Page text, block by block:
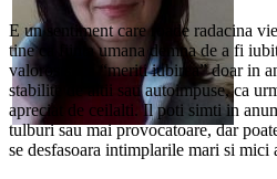
E un sentiment care roade radacina
tine ca fiinta umana demna de a fi
valoros si ca “meriti iubirea” doar in
stabilite de altii sau autoimpuse, ca
apreciat de ceilalti. Il poti simti in
tulburi sau mai provocatoare, dar
se desfasoara intimplarile mari si mici